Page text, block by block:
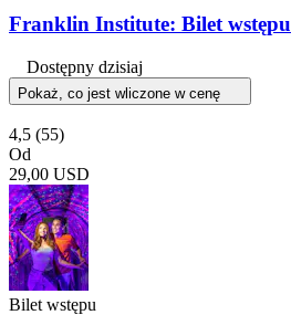
Franklin Institute: Bilet wstępu
Dostępny dzisiaj
Pokaż, co jest wliczone w cenę
4,5 (55)
Od
29,00 USD
Bilet wstępu